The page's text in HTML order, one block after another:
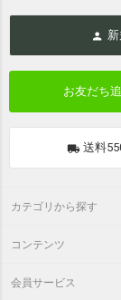
お友だち
送料
カテゴリから探す
コンテンツ
会員サービス